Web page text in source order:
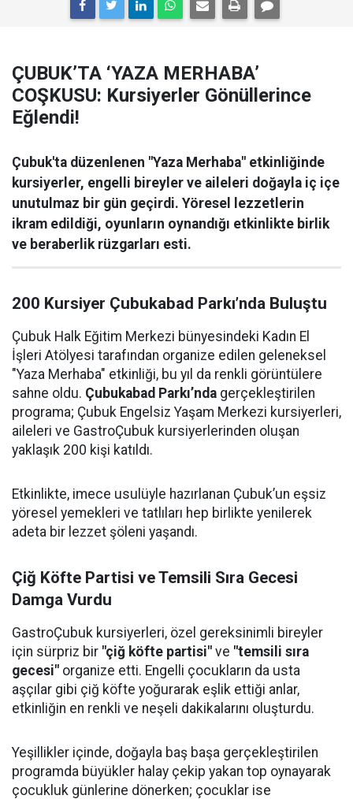
ÇUBUK’TA ‘YAZA MERHABA’
COŞKUSU: Kursiyerler Gönüllerince
Eğlendi!
Çubuk'ta düzenlenen "Yaza Merhaba" etkinliğinde
kursiyerler, engelli bireyler ve aileleri doğayla iç içe
unutulmaz bir gün geçirdi. Yöresel lezzetlerin
ikram edildiği, oyunların oynandığı etkinlikte birlik
ve beraberlik rüzgarları esti.
200 Kursiyer Çubukabad Parkı’nda Buluştu
Çubuk Halk Eğitim Merkezi bünyesindeki Kadın El
İşleri Atölyesi tarafından organize edilen geleneksel
"Yaza Merhaba" etkinliği, bu yıl da renkli görüntülere
sahne oldu. Çubukabad Parkı’nda gerçekleştirilen
programa; Çubuk Engelsiz Yaşam Merkezi kursiyerleri,
aileleri ve GastroÇubuk kursiyerlerinden oluşan
yaklaşık 200 kişi katıldı.
Etkinlikte, imece usulüyle hazırlanan Çubuk’un eşsiz
yöresel yemekleri ve tatlıları hep birlikte yenilerek
adeta bir lezzet şöleni yaşandı.
Çiğ Köfte Partisi ve Temsili Sıra Gecesi
Damga Vurdu
GastroÇubuk kursiyerleri, özel gereksinimli bireyler
için sürpriz bir "çiğ köfte partisi" ve "temsili sıra
gecesi" organize etti. Engelli çocukların da usta
aşçılar gibi çiğ köfte yoğurarak eşlik ettiği anlar,
etkinliğin en renkli ve neşeli dakikalarını oluşturdu.
Yeşillikler içinde, doğayla baş başa gerçekleştirilen
programda büyükler halay çekip yakan top oynayarak
çocukluk günlerine dönerken; çocuklar ise